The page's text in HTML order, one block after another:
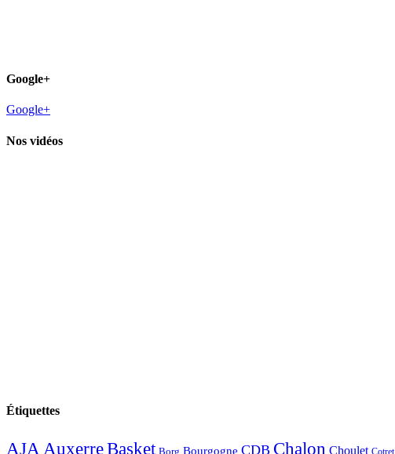
Google+
Google+
Nos vidéos
Étiquettes
AJAAuxerreBasket Bourgogne CDB Chalon Choulet